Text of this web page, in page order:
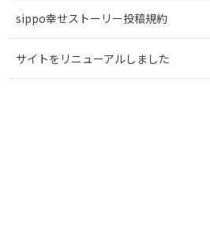
sippo幸せストーリー投稿規約
サイトをリニューアルしました